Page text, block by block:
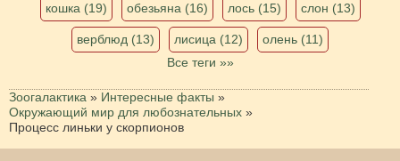
кошка (19) обезьяна (16) лось (15) слон (13)
верблюд (13) лисица (12)
олень (11)
Все теги »»
Зоогалактика » Интересные факты »
Окружающий мир для любознательных »
Процесс линьки у скорпионов